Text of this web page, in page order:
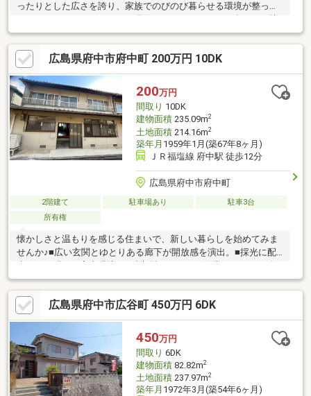
ったりとした広さを誇り、家族でのびのび暮らせる環境が整って
適な住まいへと生まれ変わるポテンシャルを秘めています。親戚
や友人を招いての集まりや、お子様の成長に合わせた柔軟な使い
方も可能です。周囲は自然に囲まれ、山が近く四季折々の景色を
楽しめる落ち着いた住環境で、日々の暮らしに安らぎを与えてく
れます。駐車スペースもあり、庭スペースも広く家庭菜園やガー
デニングにも適しており、自然と触れ合いながら暮らすことがで
きます。静かで穏やかな暮らしを求める方にぴったりの一邸で
す。
広島県府中市府中町 200万円 10DK
200万円
間取り 10DK
建物面積235.09m2
土地面積214.16m2
築年月 1959年1月(築67年8ヶ月)
ＪＲ福塩線 府中駅 徒歩12分
広島県府中市府中町
2階建て 駐車場あり
駐車3台
所有権
懐かしさと温もりを感じる住まいで、新しい暮らしを始めてみま
せんか♪■広い玄関とゆとりある廊下が開放感を演出。■採光に配
保しやすく、毎日の家事も快適。■リフォーム素材としてもおす
すめの一戸建て。■福塩線府中駅徒歩12分
広島県府中市広谷町 450万円 6DK
450万円
間取り 6DK
建物面積82.82m2
土地面積237.97m2
築年月 1972年3月(築54年6ヶ月)